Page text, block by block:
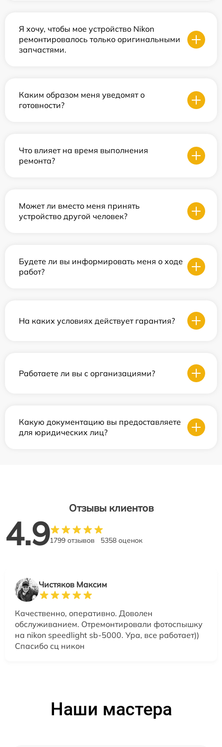
Я хочу, чтобы мое устройство Nikon
ремонтировалось только оригинальными
запчастями.
Каким образом меня уведомят о
готовности?
Что влияет на время выполнения
ремонта?
Может ли вместо меня принять
устройство другой человек?
Будете ли вы информировать меня о ходе
работ?
На каких условиях действует гарантия?
Работаете ли вы с организациями?
Какую документацию вы предоставляете
для юридических лиц?
Отзывы клиентов
4.91799 отзывов 5358 оценок
Чистяков Максим
Качественно, оперативно. Доволен
обслуживанием. Отремонтировали фотоспышку
на nikon speedlight sb-5000. Ура, все работает))
Спасибо сц никон
Наши мастера